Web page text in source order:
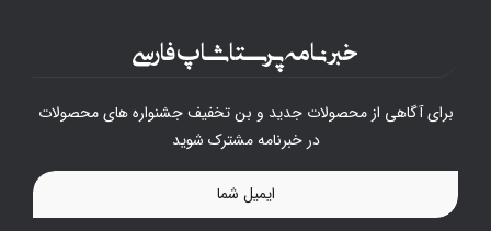
خبرنامه پرستاشاپ فارسی
برای آگاهی از محصولات جدید و بن تخفیف جشنواره های محصولات
در خبرنامه مشترک شوید